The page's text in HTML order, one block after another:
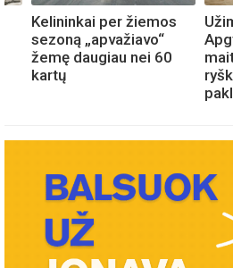
Kelininkai per žiemos
sezoną „apvažiavo“
žemę daugiau nei 60
kartų